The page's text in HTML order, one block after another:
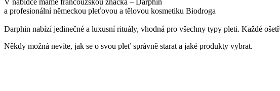
V nabídce máme francouzskou značka – Darphin
a profesionální německou pleťovou a tělovou kosmetiku Biodroga
Darphin nabízí jedinečné a luxusní rituály, vhodná pro všechny typy pleti. Každé
Někdy možná nevíte, jak se o svou pleť správně starat a jaké produkty vybrat.